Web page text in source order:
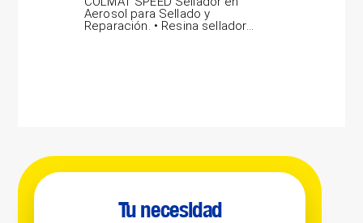
Aerosol para Sellado y
Reparación. • Resina selladora
Tu necesidad